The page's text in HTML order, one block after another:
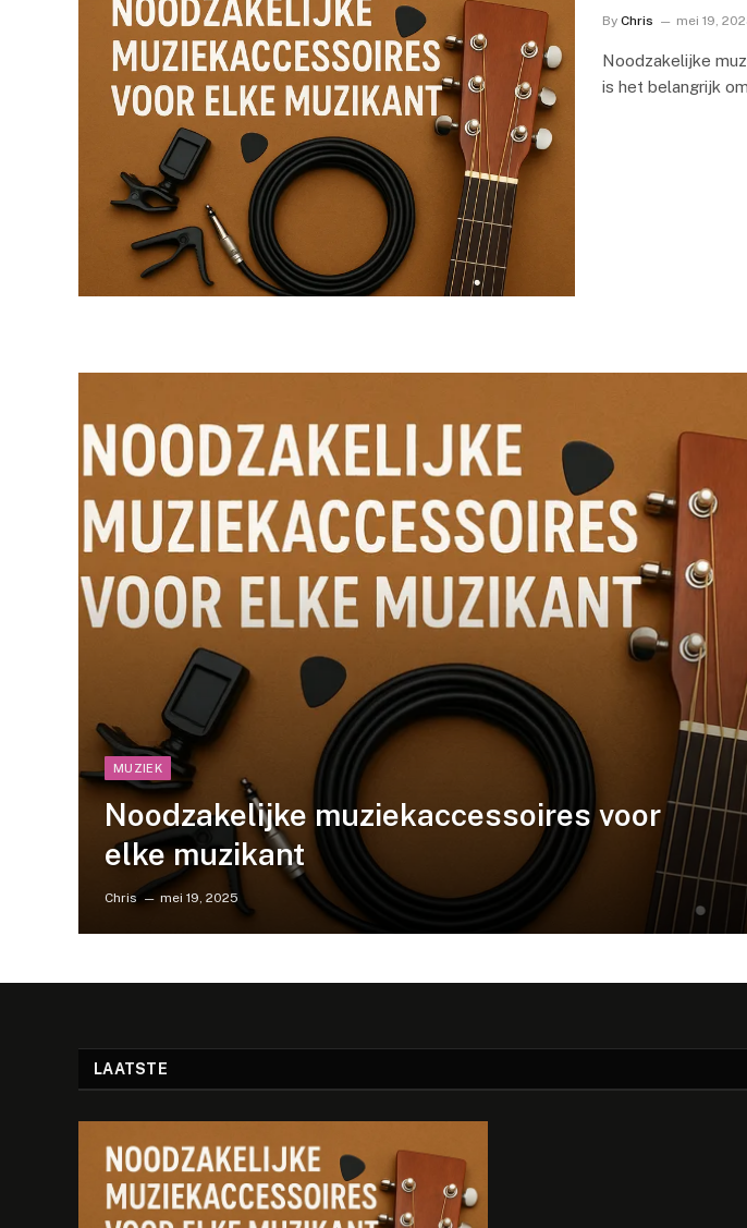
By Chris mei 19,
Noodzakelijke
is het belangrijk
MUZIEK
Noodzakelijke muziekaccessoires voor
elke muzikant
Chris mei 19, 2025
LAATSTE